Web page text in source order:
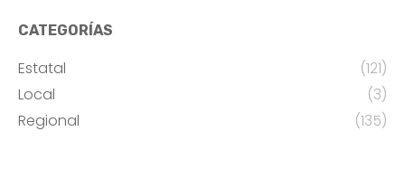
CATEGORÍAS
Estatal
(121)
Local
(3)
Regional
(135)